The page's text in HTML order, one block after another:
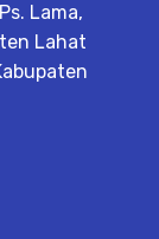
Lama,
Lahat